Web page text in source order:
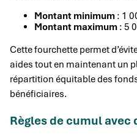
Montant minimum : 1
Montant maximum : 5
Cette fourchette permet
aides tout en maintenant un
répartition équitable des
bénéficiaires.
Règles de cumul avec